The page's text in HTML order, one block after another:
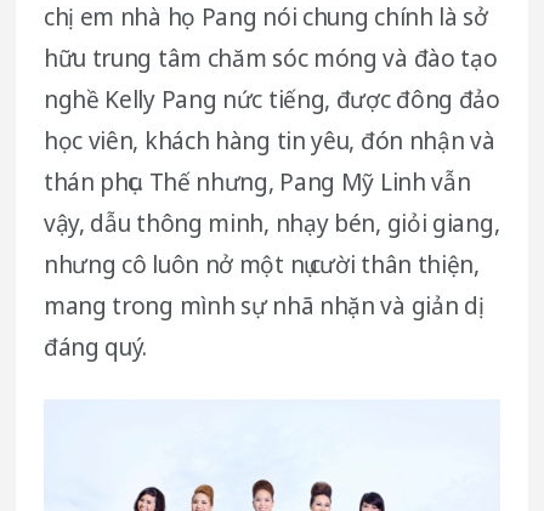
chị em nhà họ Pang nói chung chính là sở
hữu trung tâm chăm sóc móng và đào tạo
nghề Kelly Pang nức tiếng, được đông đảo
học viên, khách hàng tin yêu, đón nhận và
thán phục. Thế nhưng, Pang Mỹ Linh vẫn
vậy, dẫu thông minh, nhạy bén, giỏi giang,
nhưng cô luôn nở một nụ cười thân thiện,
mang trong mình sự nhã nhặn và giản dị
đáng quý.